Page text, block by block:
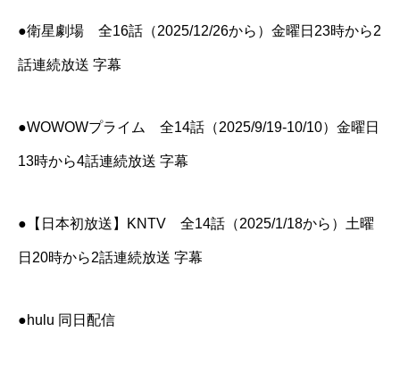
●衛星劇場 全16話（2025/12/26から）金曜日23時から2
話連続放送 字幕
●WOWOWプライム 全14話（2025/9/19-10/10）金曜日
13時から4話連続放送 字幕
●【日本初放送】KNTV 全14話（2025/1/18から）土曜
日20時から2話連続放送 字幕
●hulu 同日配信